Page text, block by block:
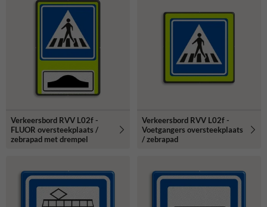
Verkeersbord RVV L02f -
FLUOR oversteekplaats /
zebrapad met drempel
Verkeersbord RVV L02f -
Voetgangers oversteekplaats
/ zebrapad